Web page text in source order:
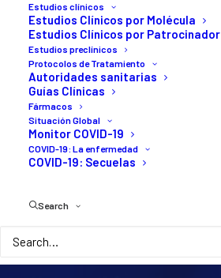
Estudios clínicos
Estudios Clínicos por Molécula
Estudios Clínicos por Patrocinador
Estudios preclínicos
Protocolos de Tratamiento
Autoridades sanitarias
Guías Clínicas
Fármacos
Situación Global
Monitor COVID-19
COVID-19: La enfermedad
COVID-19: Secuelas
Search
13 JUNIO, 2020
Honduras:
COVID-19
MAIZ